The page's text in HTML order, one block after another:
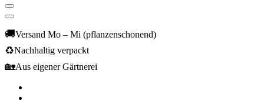
🚚Versand Mo – Mi (pflanzenschonend)
♻️Nachhaltig verpackt
🏡Aus eigener Gärtnerei